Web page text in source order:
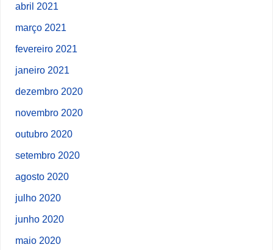
abril 2021
março 2021
fevereiro 2021
janeiro 2021
dezembro 2020
novembro 2020
outubro 2020
setembro 2020
agosto 2020
julho 2020
junho 2020
maio 2020